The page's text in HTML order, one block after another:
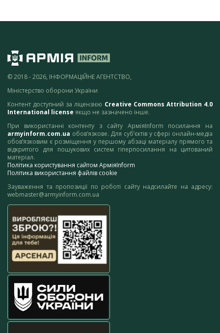
© 2018 - 2026, ІНФОРМАЦІЙНЕ АГЕНТСТВО,
Міністерство оборони України
Контент доступний за ліцензією Creative Commons Attribution 4.0
International license якщо не зазначено інше.
При використанні контенту з сайту АрміяInform посилання на
armyinform.com.ua обов’язкове. Для суб’єктів у сфері онлайн-медіа
обов’язковим є розміщення у першому абзаці матеріалу прямого та
відкритого для пошукових систем гіперпосилання на цитований
матеріал.
Політика користування сайтом АрміяInform
Політика використання файлів cookie
Зауваження та пропозиції по роботі сайту надсилайте на адресу:
webmaster@armyinform.com.ua